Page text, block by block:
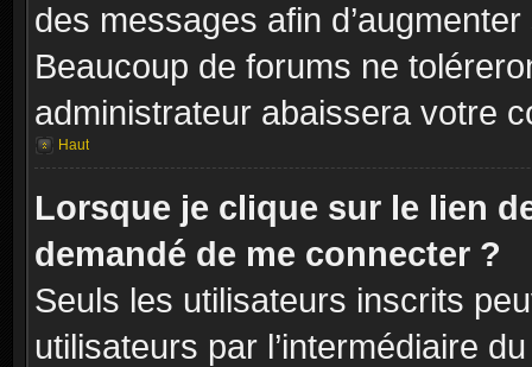
des messages afin
Beaucoup de forums ne
administrateur abaissera votre
Haut
Lorsque je clique sur le lien
demandé de me connecter ?
Seuls les utilisateurs inscrits
utilisateurs par l’intermédiaire